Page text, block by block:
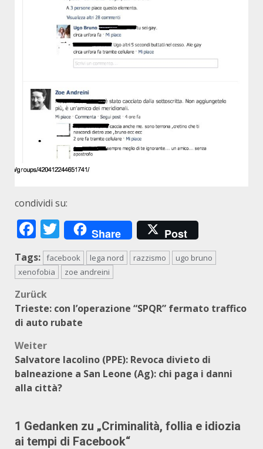
condividi su:
Facebook
Twitter
Share Post
Tags: facebook lega nord razzismo
ugo bruno
xenofobia
zoe andreini
Beitragsnavigation
Zurück
Trieste: con l’operazione “SPQR” fermato traffico
di auto rubate
Weiter
Salvatore Iacolino (PPE): Revoca divieto di
balneazione a San Leone (Ag): chi paga i danni
alla città?
1 Gedanken zu „Criminalità, follia e idiozia
ai tempi di Facebook“